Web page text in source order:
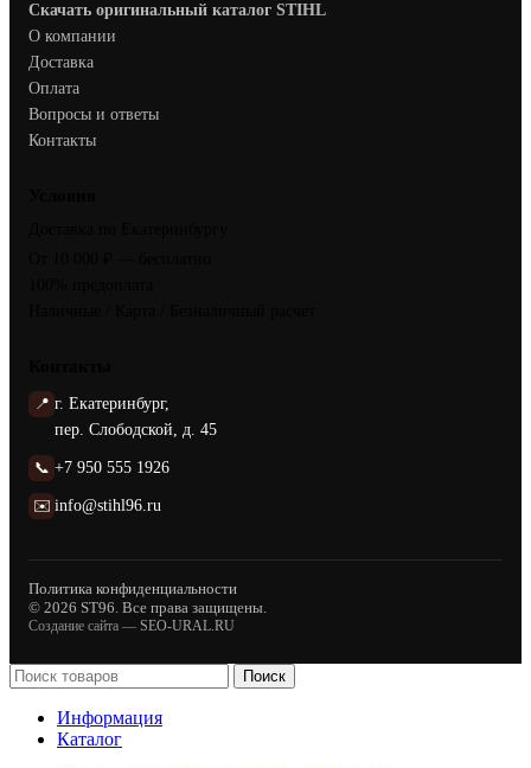
Скачать оригинальный каталог STIHL
О компании
Доставка
Оплата
Вопросы и ответы
Контакты
📍 г. Екатеринбург,
пер. Слободской, д. 45
📞 +7 950 555 1926
✉️ info@stihl96.ru
Политика конфиденциальности
© 2026 ST96. Все права защищены.
Создание сайта — SEO-URAL.RU
Поиск
Информация
Каталог